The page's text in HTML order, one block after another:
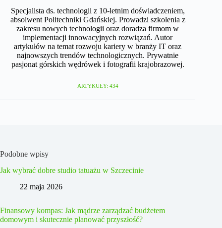
Specjalista ds. technologii z 10-letnim doświadczeniem,
absolwent Politechniki Gdańskiej. Prowadzi szkolenia z
zakresu nowych technologii oraz doradza firmom w
implementacji innowacyjnych rozwiązań. Autor
artykułów na temat rozwoju kariery w branży IT oraz
najnowszych trendów technologicznych. Prywatnie
pasjonat górskich wędrówek i fotografii krajobrazowej.
ARTYKUŁY: 434
Podobne wpisy
Jak wybrać dobre studio tatuażu w Szczecinie
22 maja 2026
Finansowy kompas: Jak mądrze zarządzać budżetem
domowym i skutecznie planować przyszłość?